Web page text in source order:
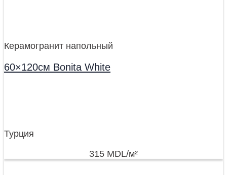
Керамогранит напольный
60×120см Bonita White
Турция
315 MDL/м²